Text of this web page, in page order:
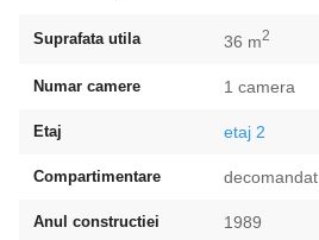
Suprafata utila 36 m2
Numar camere 1 camera
Etaj etaj 2
Compartimentare decomandat
Anul constructiei 1989